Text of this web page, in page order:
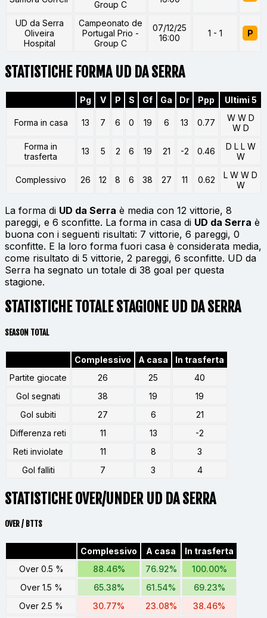
Group C
UD da Serra
Oliveira
Hospital
Campeonato de
Portugal Prio -
Group C
07/12/25
16:00
1 - 1 P
STATISTICHE FORMA UD DA SERRA
Pg V P S Gf Ga Dr Ppp Ultimi 5
Forma in casa 13 7 6 0 19 6 13 0.77
W W D
W D
Forma in
trasferta
13 5 2 6 19 21 -2 0.46
D L L W
W
Complessivo 26 12 8 6 38 27 11 0.62
L W W D
W
La forma di UD da Serra è media con 12 vittorie, 8
pareggi, e 6 sconfitte. La forma in casa di UD da Serra è
buona con i seguenti risultati: 7 vittorie, 6 pareggi, 0
sconfitte. E la loro forma fuori casa è considerata media,
come risultato di 5 vittorie, 2 pareggi, 6 sconfitte. UD da
Serra ha segnato un totale di 38 goal per questa
stagione.
STATISTICHE TOTALE STAGIONE UD DA SERRA
SEASON TOTAL
Complessivo A casa
In trasferta
Partite giocate
26 25
40
Gol segnati
38 19
19
Gol subiti
27 6
21
Differenza reti
11 13
-2
Reti inviolate
11 8
3
Gol falliti
7 3 4
STATISTICHE OVER/UNDER UD DA SERRA
OVER / BTTS
Complessivo A casa
In trasferta
Over 0.5 %
88.46% 76.92%
100.00%
Over 1.5 %
65.38% 61.54%
69.23%
Over 2.5 %
30.77% 23.08%
38.46%